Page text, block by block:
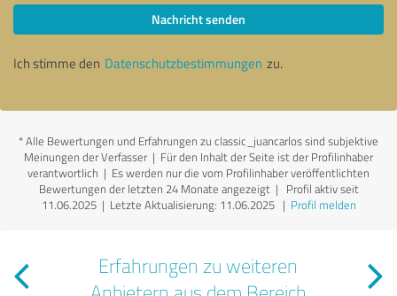
Nachricht senden
Ich stimme den Datenschutzbestimmungen zu.
*Alle Bewertungen und Erfahrungen zu classic_juancarlos sind subjektive
Meinungen der Verfasser | Für den Inhalt der Seite ist der Profilinhaber
verantwortlich | Es werden nur die vom Profilinhaber veröffentlichten
Bewertungen der letzten 24 Monate angezeigt | Profil aktiv seit
11.06.2025 | Letzte Aktualisierung: 11.06.2025| Profil melden
Erfahrungen zu weiteren